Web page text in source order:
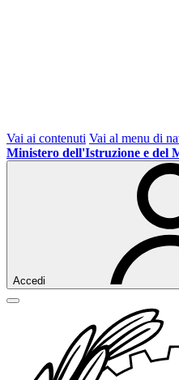
Vai ai contenuti Vai al menu di
Ministero dell'Istruzione e del
Accedi